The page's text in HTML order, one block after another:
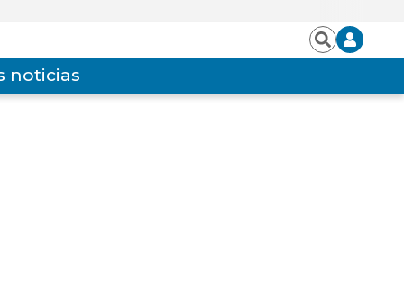
BuscarIniciar
sesión
noticias